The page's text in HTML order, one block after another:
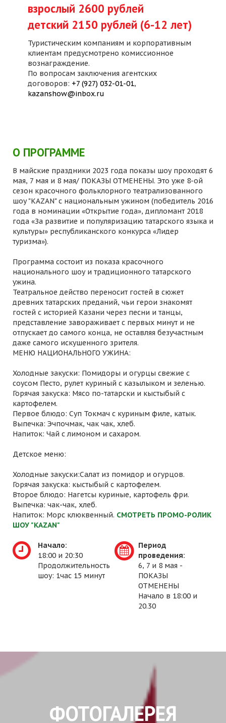
взрослый 2600 рублей
детский 2150 рублей (6-12 лет)
Туристическим компаниям и корпоративным
клиентам предусмотрено комиссионное
вознаграждение.
По вопросам заключения агентских
договоров: +7 (927) 032-01-01,
kazanshow@inbox.ru
О ПРОГРАММЕ
В майские праздники 2023 года показы шоу проходят 6
мая, 7 мая и 8 мая/ ПОКАЗЫ ОТМЕНЕНЫ. Это уже 8-ой
сезон красочного фольклорного театрализованного
шоу "KAZAN" с национальным ужином (победитель 2016
года в номинации «Открытие года», дипломант 2018
года «За развитие и популяризацию татарского языка и
культуры» республиканского конкурса «Лидер
туризма»).
Программа состоит из показа красочного
национального шоу и традиционного татарского
ужина.
Театральное действо переносит гостей в сюжет
древних татарских преданий, чьи герои знакомят
гостей с историей Казани через песни и танцы,
представление завораживает с первых минут и не
отпускает до самого конца, не оставляя безучастным
даже самого искушенного зрителя.
МЕНЮ НАЦИОНАЛЬНОГО УЖИНА:
Холодные закуски: Помидоры и огурцы свежие с
соусом Песто, рулет куриный с казылыком и зеленью.
Горячая закуска: Мясо по-татарски и кыстыбый с
картофелем.
Первое блюдо: Суп Токмач с куриным филе, катык.
Выпечка: Эчпочмак, чак чак, хлеб.
Напиток: Чай с лимоном и сахаром.
Детское меню:
Холодные закуски:Салат из помидор и огурцов.
Горячая закуска: кыстыбый с картофелем.
Второе блюдо: Нагетсы куриные, картофель фри.
Выпечка: чак-чак, хлеб.
Напиток: Морс клюквенный. СМОТРЕТЬ ПРОМО-РОЛИК
ШОУ "KAZAN"
Начало:
18:00 и 20:30
Продолжительность
шоу: 1час 15 минут
Период
проведения:
6, 7 и 8 мая -
ПОКАЗЫ
ОТМЕНЕНЫ
Начало в 18:00 и
20.30
ФОТОГАЛЕРЕЯ